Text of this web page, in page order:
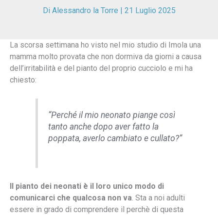
Di Alessandro la Torre | 21 Luglio 2025
La scorsa settimana ho visto nel mio studio di Imola una
mamma molto provata che non dormiva da giorni a causa
dell’irritabilità e del pianto del proprio cucciolo e mi ha
chiesto:
“Perché il mio neonato piange così
tanto anche dopo aver fatto la
poppata, averlo cambiato e cullato?”
Il pianto dei neonati è il loro unico modo di
comunicarci che qualcosa non va. Sta a noi adulti
essere in grado di comprendere il perchè di questa